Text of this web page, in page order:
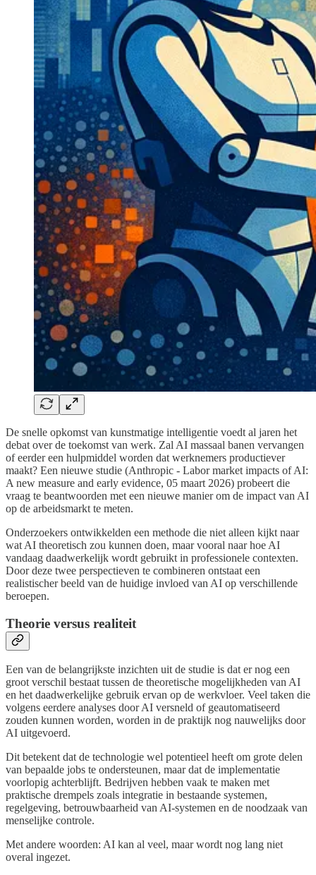
De snelle opkomst van kunstmatige intelligentie voedt al jaren het
debat over de toekomst van werk. Zal AI massaal banen vervangen
of eerder een hulpmiddel worden dat werknemers productiever
maakt? Een nieuwe studie (Anthropic - Labor market impacts of AI:
A new measure and early evidence, 05 maart 2026) probeert die
vraag te beantwoorden met een nieuwe manier om de impact van AI
op de arbeidsmarkt te meten.
Onderzoekers ontwikkelden een methode die niet alleen kijkt naar
wat AI theoretisch zou kunnen doen, maar vooral naar hoe AI
vandaag daadwerkelijk wordt gebruikt in professionele contexten.
Door deze twee perspectieven te combineren ontstaat een
realistischer beeld van de huidige invloed van AI op verschillende
beroepen.
Theorie versus realiteit
Een van de belangrijkste inzichten uit de studie is dat er nog een
groot verschil bestaat tussen de theoretische mogelijkheden van AI
en het daadwerkelijke gebruik ervan op de werkvloer. Veel taken die
volgens eerdere analyses door AI versneld of geautomatiseerd
zouden kunnen worden, worden in de praktijk nog nauwelijks door
AI uitgevoerd.
Dit betekent dat de technologie wel potentieel heeft om grote delen
van bepaalde jobs te ondersteunen, maar dat de implementatie
voorlopig achterblijft. Bedrijven hebben vaak te maken met
praktische drempels zoals integratie in bestaande systemen,
regelgeving, betrouwbaarheid van AI-systemen en de noodzaak van
menselijke controle.
Met andere woorden: AI kan al veel, maar wordt nog lang niet
overal ingezet.